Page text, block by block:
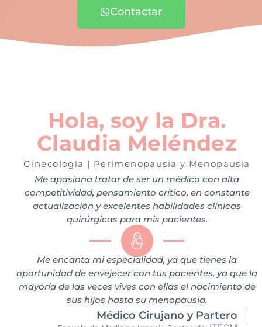
Contactar
Hola, soy la Dra.
Claudia Meléndez
Ginecología | Perimenopausia y Menopausia
Me apasiona tratar de ser un médico con alta
competitividad, pensamiento crítico, en constante
actualización y excelentes habilidades clínicas
quirúrgicas para mis pacientes.
Me encanta mi especialidad, ya que tienes la
oportunidad de envejecer con tus pacientes, ya que la
mayoría de las veces vives con ellas el nacimiento de
sus hijos hasta su menopausia.
Médico Cirujano y Partero